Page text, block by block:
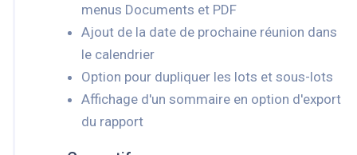
menus Documents et PDF
Ajout de la date de prochaine réunion dans
le calendrier
Option pour dupliquer les lots et sous-lots
Affichage d'un sommaire en option d'export
du rapport